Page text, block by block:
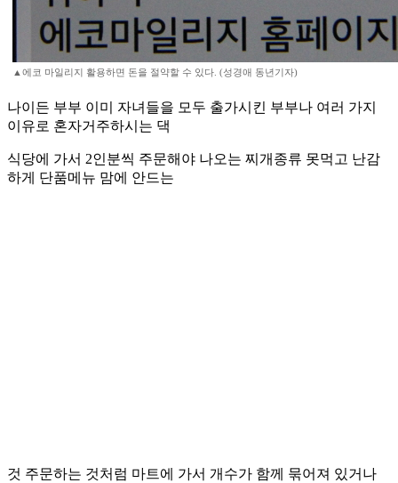
▲에코 마일리지 활용하면 돈을 절약할 수 있다. (성경애 동년기자)
나이든 부부 이미 자녀들을 모두 출가시킨 부부나 여러 가지
이유로 혼자거주하시는 댁
식당에 가서 2인분씩 주문해야 나오는 찌개종류 못먹고 난감
하게 단품메뉴 맘에 안드는
것 주문하는 것처럼 마트에 가서 개수가 함께 묶어져 있거나